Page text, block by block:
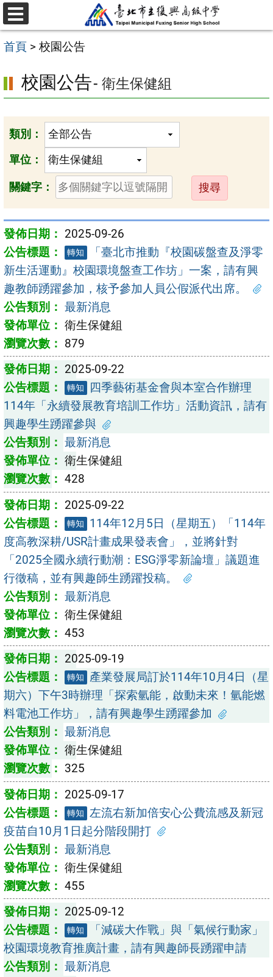
跳
至
主
內
容
區
選
單
首頁 > 校園公告
校園公告- 衛生保健組
類別：
單位：
關鍵字：
送
出
2025-09-26
轉知
「臺北市推動『校園碳盤查及淨零
新生活運動』校園環境盤查工作坊」一案，請有興
趣教師踴躍參加，核予參加人員公假派代出席。
最新消息
衛生保健組
879
2025-09-22
轉知
四季藝術基金會與本室合作辦理
114年「永續發展教育培訓工作坊」活動資訊，請有
興趣學生踴躍參與
最新消息
衛生保健組
428
2025-09-22
轉知
114年12月5日（星期五）「114年
度高教深耕/USR計畫成果發表會」，並將針對
「2025全國永續行動潮：ESG淨零新論壇」議題進
行徵稿，並有興趣師生踴躍投稿。
最新消息
衛生保健組
453
2025-09-19
轉知
產業發展局訂於114年10月4日（星
期六）下午3時辦理「探索氫能，啟動未來！氫能燃
料電池工作坊」，請有興趣學生踴躍參加
最新消息
衛生保健組
325
2025-09-17
轉知
左流右新加倍安心公費流感及新冠
疫苗自10月1日起分階段開打
最新消息
衛生保健組
455
2025-09-12
轉知
「減碳大作戰」與「氣候行動家」
校園環境教育推廣計畫，請有興趣師長踴躍申請
最新消息